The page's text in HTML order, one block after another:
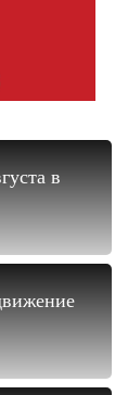
в